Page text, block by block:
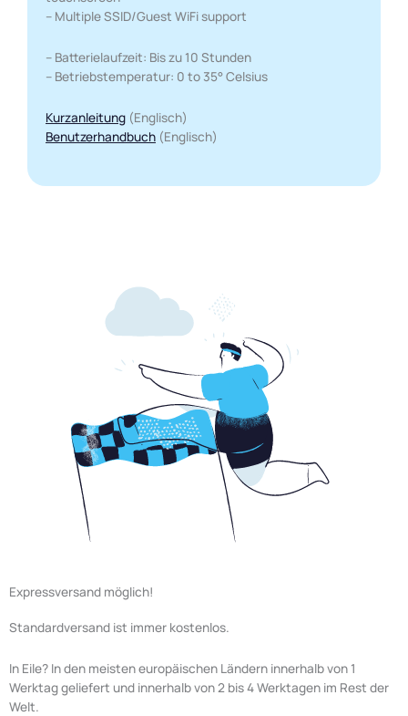
– Multiple SSID/Guest WiFi support
– Batterielaufzeit: Bis zu 10 Stunden
– Betriebstemperatur: 0 to 35° Celsius
Kurzanleitung (Englisch)
Benutzerhandbuch (Englisch)
Expressversand möglich!
Standardversand ist immer kostenlos.
In Eile? In den meisten europäischen Ländern innerhalb von 1
Werktag geliefert und innerhalb von 2 bis 4 Werktagen im Rest der
Welt.